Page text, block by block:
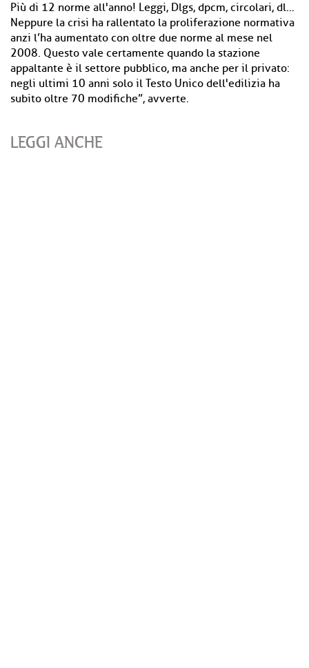
Più di 12 norme all'anno! Leggi, Dlgs, dpcm, circolari, dl…
Neppure la crisi ha rallentato la proliferazione normativa
anzi l’ha aumentato con oltre due norme al mese nel
2008. Questo vale certamente quando la stazione
appaltante è il settore pubblico, ma anche per il privato:
negli ultimi 10 anni solo il Testo Unico dell'edilizia ha
subito oltre 70 modifiche”, avverte.
LEGGI ANCHE